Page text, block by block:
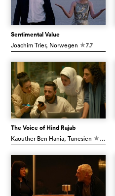
Sentimental Value
Joachim Trier, Norwegen c7.7
The Voice of Hind Rajab
Kaouther Ben Hania, Tunesien c8.2